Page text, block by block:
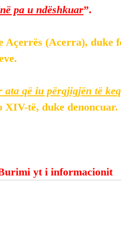
pa u ndëshkuar”.
Açerrës (Acerra), duke
që iu përgjigjën të
XIV-të, duke denoncuar.
yt i informacionit